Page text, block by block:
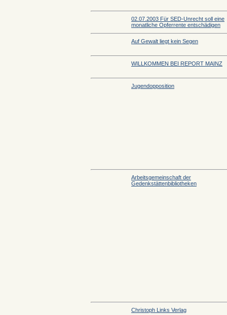
02.07.2003 Für SED-Unrecht soll eine
monatliche Opferrente entschädigen
Auf Gewalt liegt kein Segen
WILLKOMMEN BEI REPORT MAINZ
Jugendopposition
Arbeitsgemeinschaft der
Gedenkstättenbibliotheken
Christoph Links Verlag